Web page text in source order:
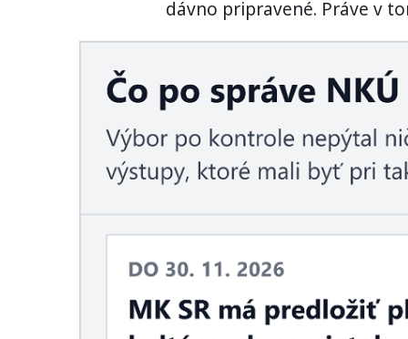
dávno pripravené. Práve v